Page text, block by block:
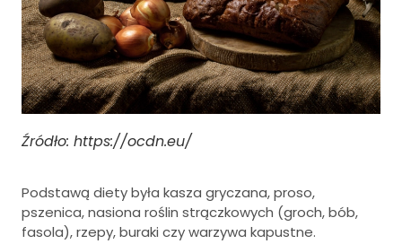
Źródło: https://ocdn.eu/
Podstawą diety była kasza gryczana, proso,
pszenica, nasiona roślin strączkowych (groch, bób,
fasola), rzepy, buraki czy warzywa kapustne.